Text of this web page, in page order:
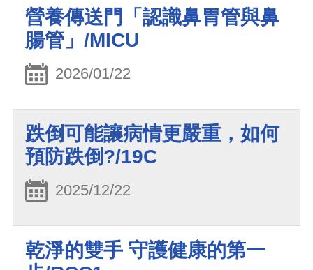
營養傳送門「認識鼻胃管與鼻
腸管」/MICU
2026/01/22
跌倒可能讓病情更嚴重，如何
預防跌倒?/19C
2025/12/22
乾淨的雙手 守護健康的第一